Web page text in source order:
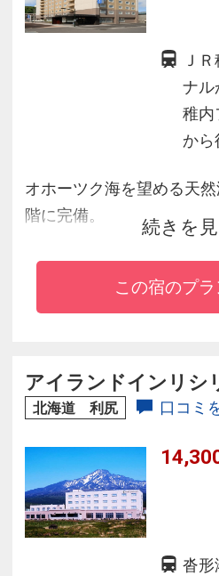
Ｊ
ナル
稚内
から
オホーツク海を望める天
階に完備。
内浴槽の他、露天風呂も
じながら、寛ぎのひとと
ネット接続も無料で観光や
めです。
続きを
この宿のプ
アイランドインリシ
北海道 利尻 口コミ
沓形